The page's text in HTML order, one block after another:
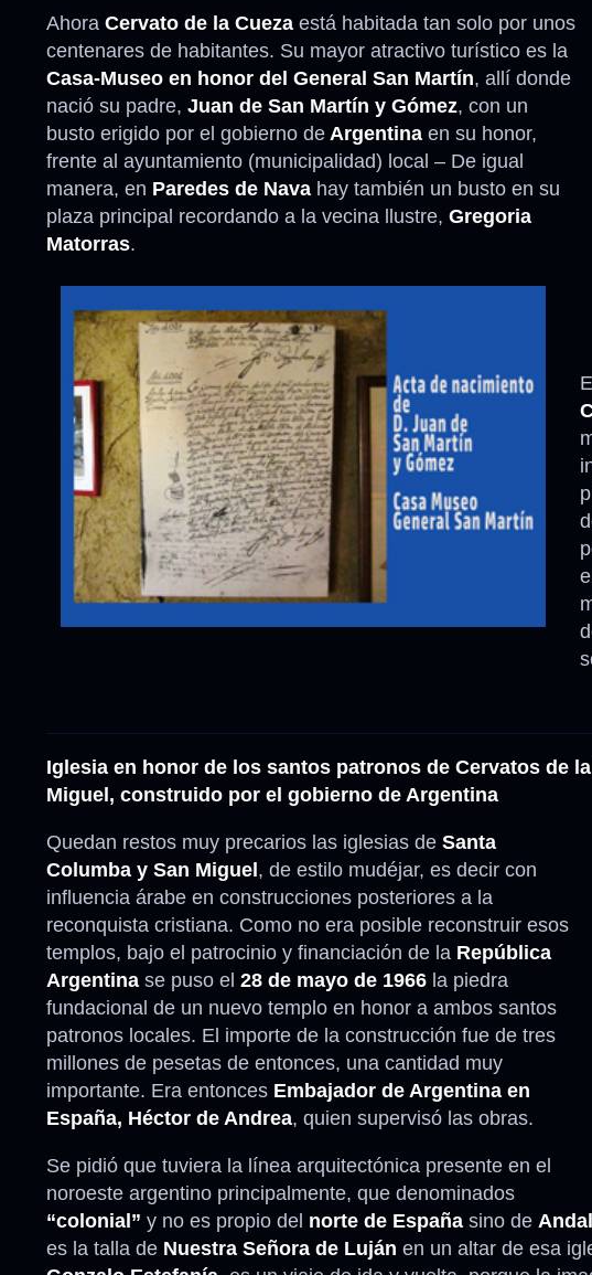
Ahora Cervato de la Cueza está habitada tan solo por unos
centenares de habitantes. Su mayor atractivo turístico es la
Casa-Museo en honor del General San Martín, allí donde
nació su padre, Juan de San Martín y Gómez, con un
busto erigido por el gobierno de Argentina en su honor,
frente al ayuntamiento (municipalidad) local – De igual
manera, en Paredes de Nava hay también un busto en su
plaza principal recordando a la vecina llustre, Gregoria
Matorras.
Iglesia en honor de los santos patronos de Cervatos de
Miguel, construido por el gobierno de Argentina
Quedan restos muy precarios las iglesias de Santa
Columba y San Miguel , de estilo mudéjar, es decir con
influencia árabe en construcciones posteriores a la
reconquista cristiana. Como no era posible reconstruir esos
templos, bajo el patrocinio y financiación de la República
Argentina se puso el 28 de mayo de 1966 la piedra
fundacional de un nuevo templo en honor a ambos santos
patronos locales. El importe de la construcción fue de tres
millones de pesetas de entonces, una cantidad muy
importante. Era entonces Embajador de Argentina en
España, Héctor de Andrea, quien supervisó las obras.
Se pidió que tuviera la línea arquitectónica presente en el
noroeste argentino principalmente, que denominados
“colonial” y no es propio del norte de España sino de
es la talla de Nuestra Señora de Luján en un altar de esa